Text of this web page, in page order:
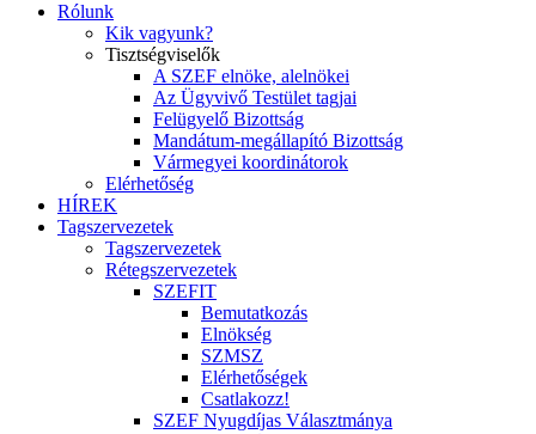
Rólunk
Kik vagyunk?
Tisztségviselők
A SZEF elnöke, alelnökei
Az Ügyvivő Testület tagjai
Felügyelő Bizottság
Mandátum-megállapító Bizottság
Vármegyei koordinátorok
Elérhetőség
HÍREK
Tagszervezetek
Tagszervezetek
Rétegszervezetek
SZEFIT
Bemutatkozás
Elnökség
SZMSZ
Elérhetőségek
Csatlakozz!
SZEF Nyugdíjas Választmánya